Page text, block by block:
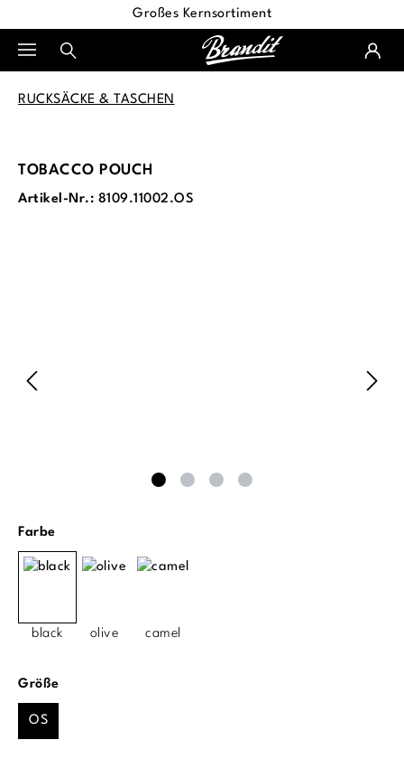
Großes Kernsortiment
RUCKSÄCKE & TASCHEN
TOBACCO POUCH
Artikel-Nr.: 8109.11002.OS
Farbeauswählen
black olive camel
Größeauswählen
OS